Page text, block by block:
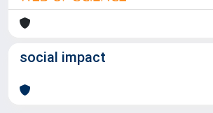
social impact